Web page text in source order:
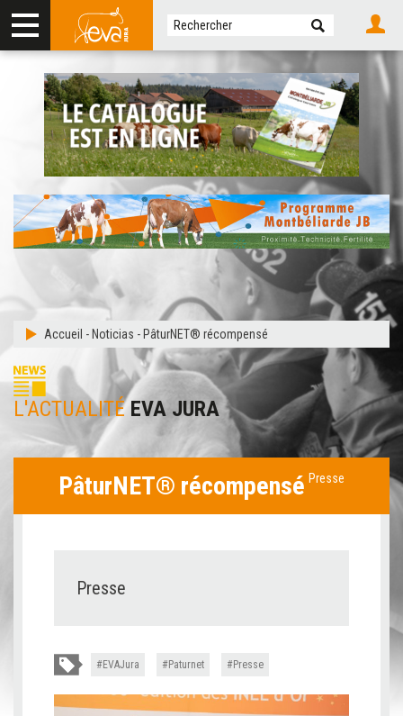
Accueil - Noticias - PâturNET® récompensé
L'ACTUALITÉEVA JURA
PâturNET® récompensé Presse
Presse
EVAJura Paturnet Presse